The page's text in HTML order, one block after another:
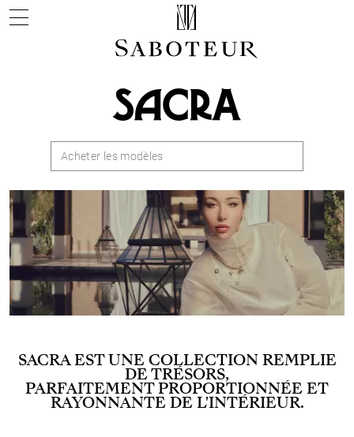
SACRA
Acheter les modèles
SACRA EST UNE COLLECTION REMPLIE
DE TRÉSORS,
PARFAITEMENT PROPORTIONNÉE ET
RAYONNANTE DE L'INTÉRIEUR.